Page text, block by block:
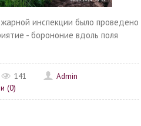
инспекции было проведено
- борононие вдоль поля
141
Admin
(0)